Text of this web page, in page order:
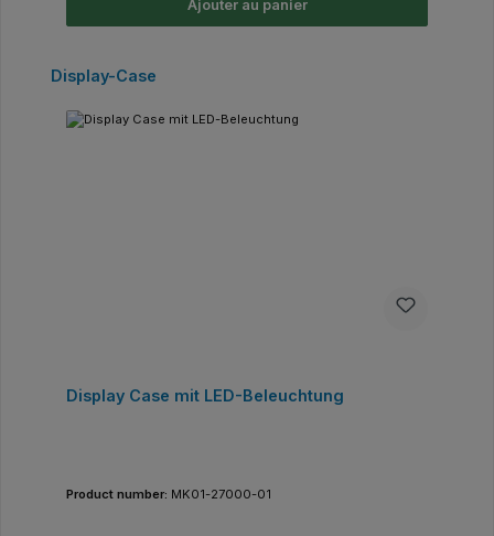
Ajouter au panier
Ignorer la galerie de produits
Display-Case
Display Case mit LED-Beleuchtung
Product number: MK01-27000-01